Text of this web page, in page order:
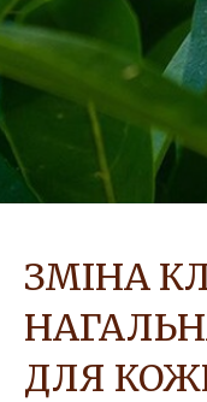
ЗМІНА
ДЛЯ